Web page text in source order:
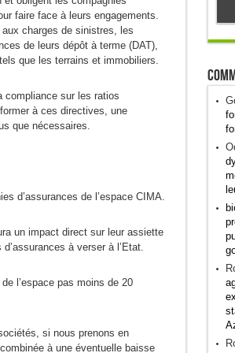
faire face à leurs engagements.
charges de sinistres, les
de leurs dépôt à terme (DAT),
que les terrains et immobiliers.
compliance sur les ratios
à ces directives, une
que nécessaires.
d’assurances de l’espace CIMA.
un impact direct sur leur assiette
à verser à l’Etat.
l’espace pas moins de 20
si nous prenons en
à une éventuelle baisse